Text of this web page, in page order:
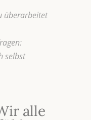
überarbeitet
selbst
alle